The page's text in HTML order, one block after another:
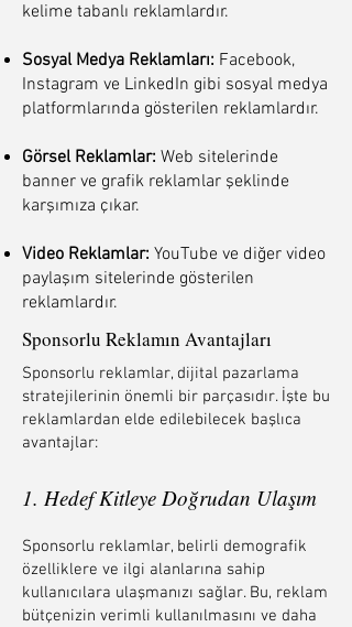
kelime tabanlı reklamlardır.
Sosyal Medya Reklamları: Facebook,
Instagram ve LinkedIn gibi sosyal medya
platformlarında gösterilen reklamlardır.
Görsel Reklamlar: Web sitelerinde
banner ve grafik reklamlar şeklinde
karşımıza çıkar.
Video Reklamlar: YouTube ve diğer video
paylaşım sitelerinde gösterilen
reklamlardır.
Sponsorlu Reklamın Avantajları
Sponsorlu reklamlar, dijital pazarlama
stratejilerinin önemli bir parçasıdır. İşte bu
reklamlardan elde edilebilecek başlıca
avantajlar:
1. Hedef Kitleye Doğrudan Ulaşım
Sponsorlu reklamlar, belirli demografik
özelliklere ve ilgi alanlarına sahip
kullanıcılara ulaşmanızı sağlar. Bu, reklam
bütçenizin verimli kullanılmasını ve daha